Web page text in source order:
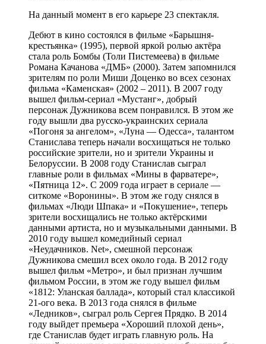
На данный момент в его карьере 23 спектакля.
Дебют в кино состоялся в фильме «Барышня-
крестьянка» (1995), первой яркой ролью актёра
стала роль Бомбы (Толи Пистемеева) в фильме
Романа Качанова «ДМБ» (2000). Затем запомнился
зрителям по роли Миши Доценко во всех сезонах
фильма «Каменская» (2002 – 2011). В 2007 году
вышел фильм-сериал «Мустанг», добрый
персонаж Дужникова всем понравился. В этом же
году вышли два русско-украинских сериала
«Погоня за ангелом», «Луна — Одесса», талантом
Станислава теперь начали восхищаться не только
российские зрители, но и зрители Украины и
Белоруссии. В 2008 году Станислав сыграл
главные роли в фильмах «Мины в фарватере»,
«Пятница 12». С 2009 года играет в сериале —
ситкоме «Воронины». В этом же году снялся в
фильмах «Люди Шпака» и «Покушение», теперь
зрители восхищались не только актёрскими
данными артиста, но и музыкальными данными. В
2010 году вышел комедийный сериал
«Неудачников. Net», смешной персонаж
Дужникова смешил всех около года. В 2012 году
вышел фильм «Метро», и был признан лучшим
фильмом России, в этом же году вышел фильм
«1812: Уланская баллада», который стал классикой
21-ого века. В 2013 года снялся в фильме
«Ледников», сыграл роль Сергея Прядко. В 2014
году выйдет премьера «Хороший плохой день»,
где Станислав будет играть главную роль. На